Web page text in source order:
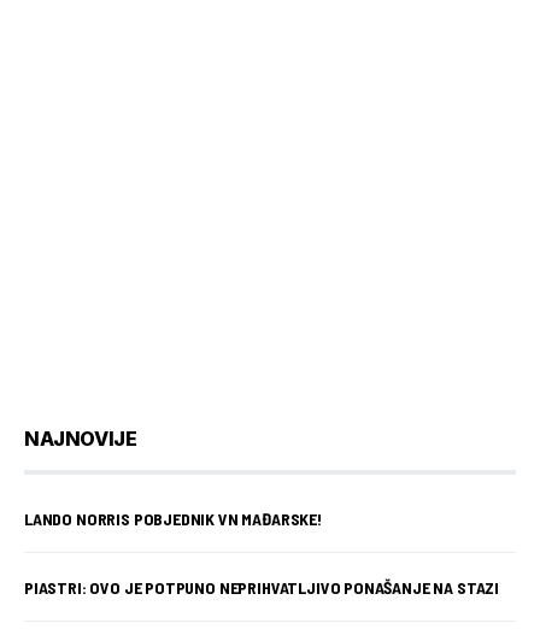
NAJNOVIJE
LANDO NORRIS POBJEDNIK VN MAĐARSKE!
PIASTRI: OVO JE POTPUNO NEPRIHVATLJIVO PONAŠANJE NA STAZI